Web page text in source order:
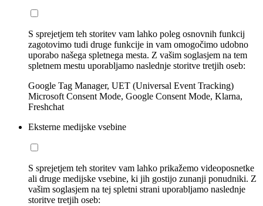
S sprejetjem teh storitev vam lahko poleg osnovnih funkcij
zagotovimo tudi druge funkcije in vam omogočimo udobno
uporabo našega spletnega mesta. Z vašim soglasjem na tem
spletnem mestu uporabljamo naslednje storitve tretjih oseb:
Google Tag Manager, UET (Universal Event Tracking)
Microsoft Consent Mode, Google Consent Mode, Klarna,
Freshchat
Eksterne medijske vsebine
S sprejetjem teh storitev vam lahko prikažemo videoposnetke
ali druge medijske vsebine, ki jih gostijo zunanji ponudniki. Z
vašim soglasjem na tej spletni strani uporabljamo naslednje
storitve tretjih oseb: